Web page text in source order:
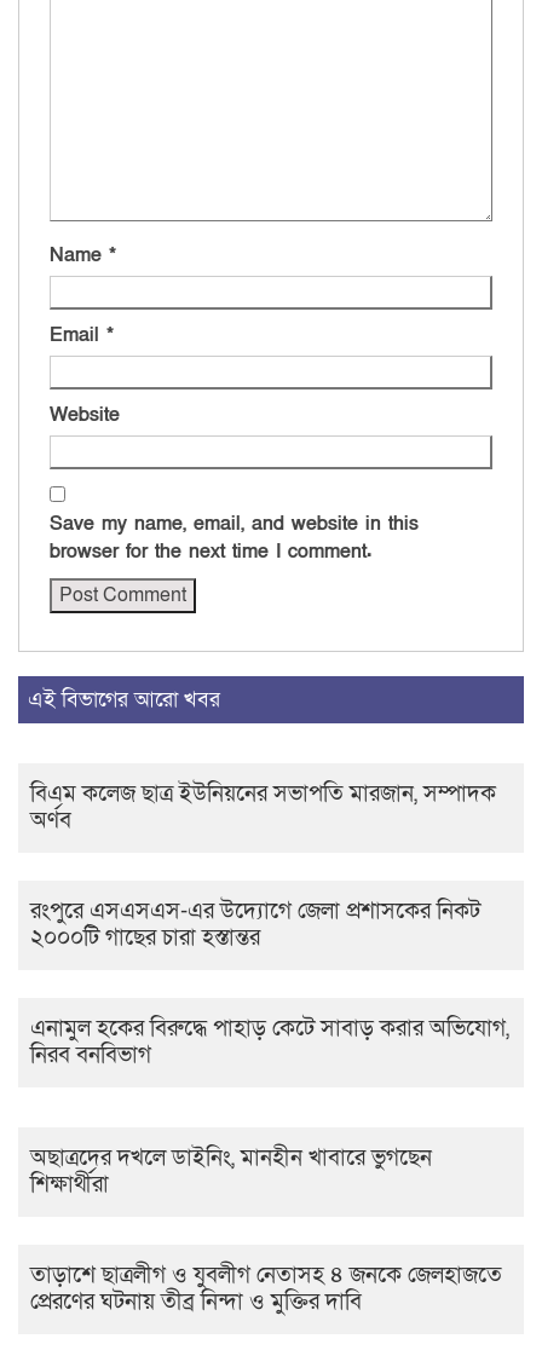
Name *
Email *
Website
Save my name, email, and website in this
browser for the next time I comment.
এই বিভাগের আরো খবর
বিএম কলেজ ছাত্র ইউনিয়নের সভাপতি মারজান, সম্পাদক
অর্ণব
রংপুরে এসএসএস-এর উদ্যোগে জেলা প্রশাসকের নিকট
২০০০টি গাছের চারা হস্তান্তর
এনামুল হকের বিরুদ্ধে পাহাড় কেটে সাবাড় করার অভিযোগ,
নিরব বনবিভাগ
অছাত্রদের দখলে ডাইনিং, মানহীন খাবারে ভুগছেন
শিক্ষার্থীরা
তাড়াশে ছাত্রলীগ ও যুবলীগ নেতাসহ ৪ জনকে জেলহাজতে
প্রেরণের ঘটনায় তীব্র নিন্দা ও মুক্তির দাবি